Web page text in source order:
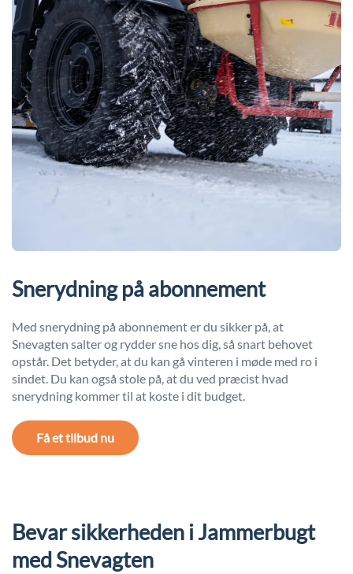
Snerydning på abonnement
Med snerydning på abonnement er du sikker på, at
Snevagten salter og rydder sne hos dig, så snart behovet
opstår. Det betyder, at du kan gå vinteren i møde med ro i
sindet. Du kan også stole på, at du ved præcist hvad
snerydning kommer til at koste i dit budget.
Få et tilbud nu
Bevar sikkerheden i Jammerbugt
med Snevagten